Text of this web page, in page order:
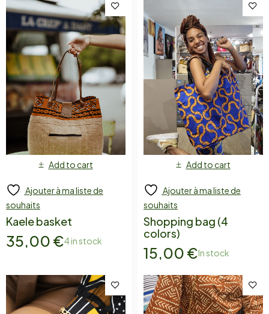
Add to cart
Ajouter à ma liste de
souhaits
Kaele basket
35,00 €4 in stock
Add to cart
Ajouter à ma liste de
souhaits
Shopping bag (4
colors)
15,00 €In stock